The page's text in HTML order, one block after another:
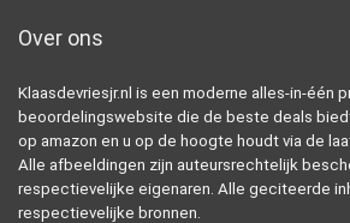
Over ons
Klaasdevriesjr.nl is een moderne alles-in-één
beoordelingswebsite die de beste deals
op amazon en u op de hoogte houdt via de
Alle afbeeldingen zijn auteursrechtelijk
respectievelijke eigenaren. Alle geciteerde
respectievelijke bronnen.